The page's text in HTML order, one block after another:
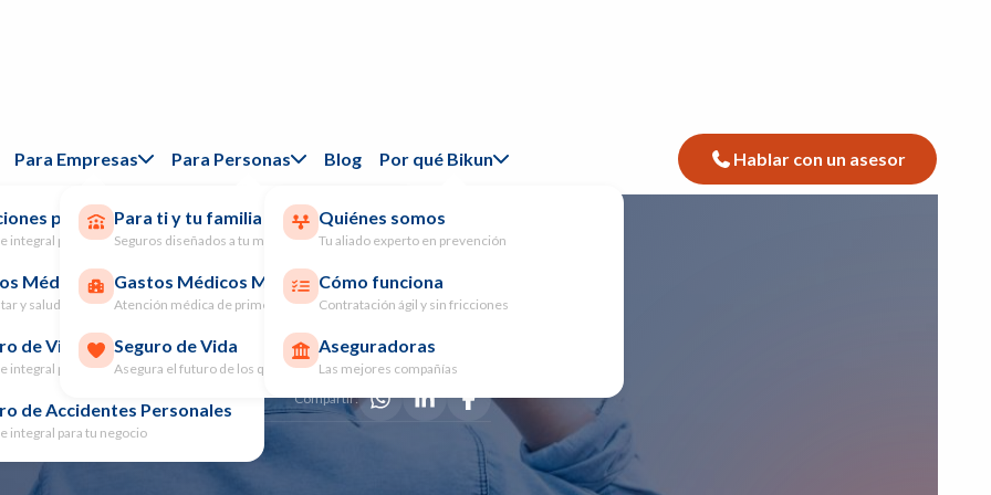
Para Empresas
para Empresas
integral para tu negocio
Médicos Colectivo
y salud para tu talento
de Vida Grupo
integral para tu negocio
de Accidentes Personales
integral para tu negocio
Para Personas
Para ti y tu familia
Seguros diseñados a tu medida
Gastos Médicos Mayores
Atención médica de primer nivel
Seguro de Vida
Asegura el futuro de los que amas
Blog Por qué Bikun
Quiénes somos
Tu aliado experto en prevención
Cómo funciona
Contratación ágil y sin fricciones
Aseguradoras
Las mejores compañías
Hablar con un asesor
cobrar un Seguro
y cuando tengas los papeles necesarios para hacerlo.
Compartir: